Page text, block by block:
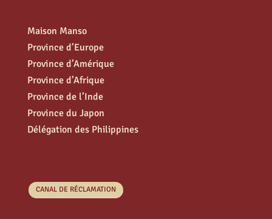
Maison Manso
Province d’Europe
Province d’Amérique
Province d’Afrique
Province de l’Inde
Province du Japon
Délégation des Philippines
CANAL DE RÉCLAMATION